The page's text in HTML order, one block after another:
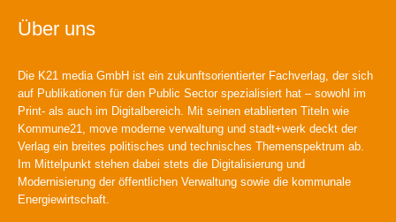
Über uns
Die K21 media GmbH ist ein zukunftsorientierter Fachverlag, der sich
auf Publikationen für den Public Sector spezialisiert hat – sowohl im
Print- als auch im Digitalbereich. Mit seinen etablierten Titeln wie
Kommune21, move moderne verwaltung und stadt+werk deckt der
Verlag ein breites politisches und technisches Themenspektrum ab.
Im Mittelpunkt stehen dabei stets die Digitalisierung und
Modernisierung der öffentlichen Verwaltung sowie die kommunale
Energiewirtschaft.